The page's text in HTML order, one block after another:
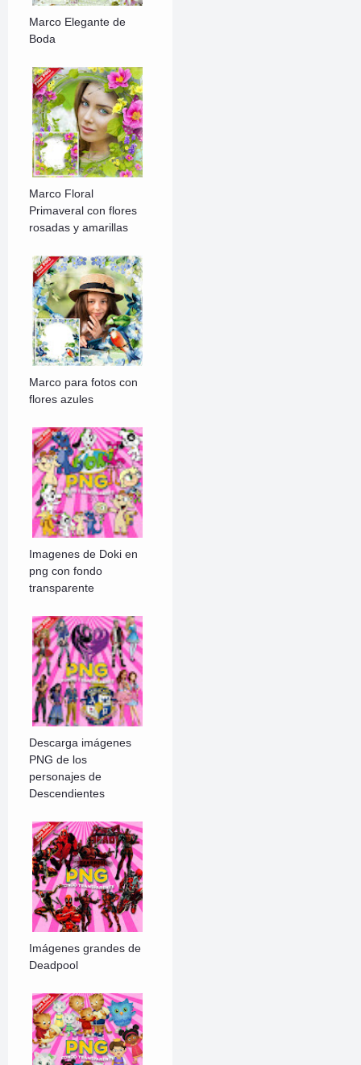
Marco Elegante de
Boda
Marco Floral
Primaveral con flores
rosadas y amarillas
Marco para fotos con
flores azules
Imagenes de Doki en
png con fondo
transparente
Descarga imágenes
PNG de los
personajes de
Descendientes
Imágenes grandes de
Deadpool